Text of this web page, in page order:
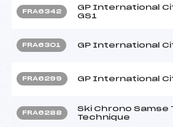
FRA6342
GP International
GS1
FRA6301 GP International
FRA6299 GP International
FRA6288
Ski Chrono Samse
Technique